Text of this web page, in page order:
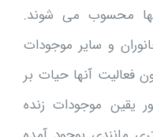
محسوب می شوند.
و سایر موجودات
فعالیت آنها حیات بر
یقین موجودات زنده